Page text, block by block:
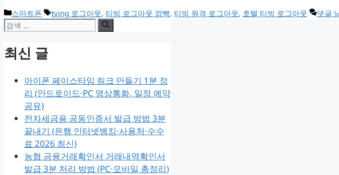
카
테
고
리
스마트폰
태
tving 로그아웃, 티빙 로그아웃 깜빡, 티빙 원격 로그아웃, 호텔 티빙 로그아웃 댓글
검
최신 글
아이폰 페이스타임 링크 만들기 1분 정
리 (안드로이드·PC 영상통화, 일정 예약
공유)
전자세금용 공동인증서 발급 방법 3분
끝내기 (은행 인터넷뱅킹·사용처·수수
료 2026 최신)
농협 금융거래확인서 거래내역확인서
발급 3분 처리 방법 (PC·모바일 총정리)